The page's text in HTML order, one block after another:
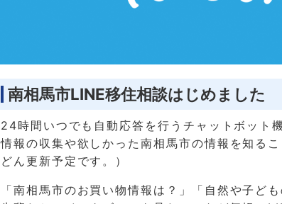
南相馬市LINE移住相談はじめました
24時間いつでも自動応答を行うチャットボット
情報の収集や欲しかった南相馬市の情報を知る
どん更新予定です。）
「南相馬市のお買い物情報は？」「自然や子ど